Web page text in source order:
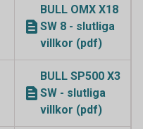
BULL OMX X18
SW 8 - slutliga
villkor (pdf)
BULL SP500 X3
SW - slutliga
villkor (pdf)